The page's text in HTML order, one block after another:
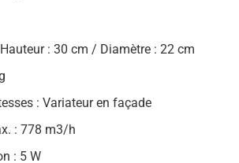
: 30 cm / Diamètre : 22 cm
: Variateur en façade
: 778 m3/h
: 5 W